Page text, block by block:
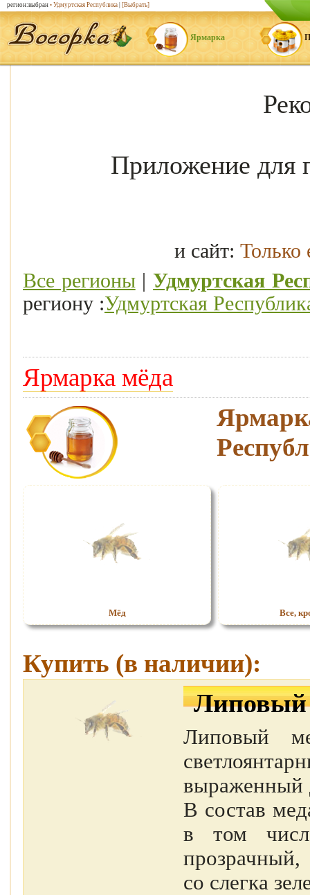
Ярмарка
Приложение для
и сайт:
Все регионы|Удмуртская
региону :Удмуртская
Ярмарка мёда
Мёд Все,
Купить (в наличии):
Липовый
Липовый
выраженный
В состав
в том
со слегка
регион:выбран • Удмуртская Республика [Выбрать]